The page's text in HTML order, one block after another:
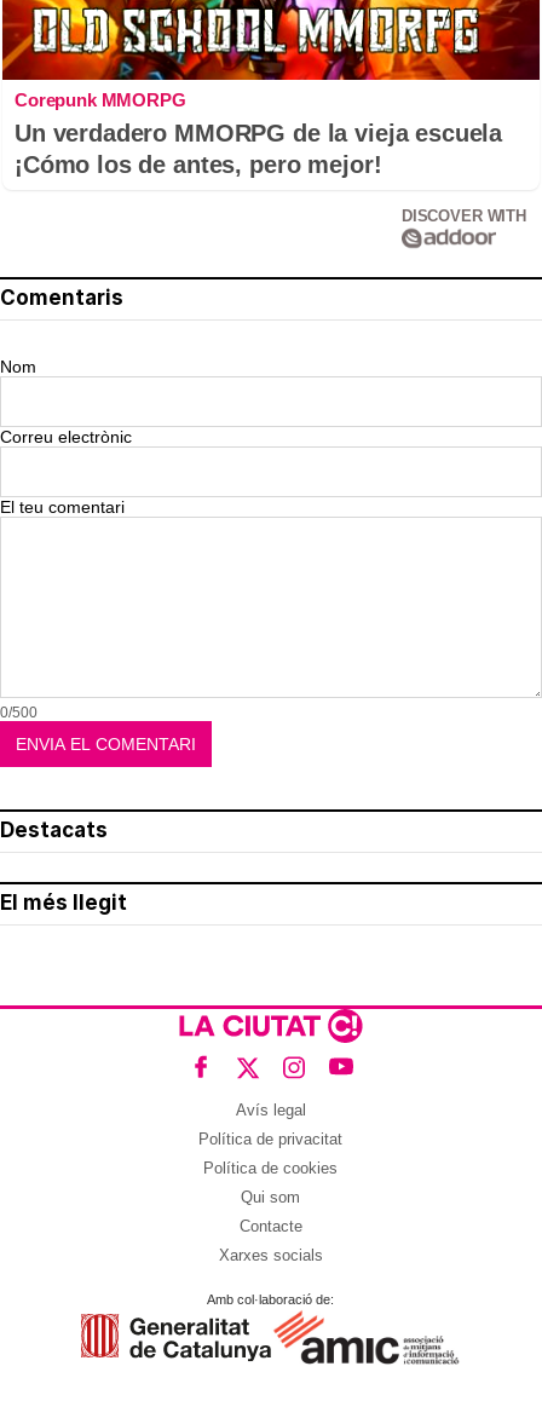
Corepunk MMORPG
Un verdadero MMORPG de la vieja escuela
¡Cómo los de antes, pero mejor!
DISCOVER WITH
Comentaris
Nom
Correu electrònic
El teu comentari
0/500
Destacats
El més llegit
Avís legal
Política de privacitat
Política de cookies
Qui som
Contacte
Xarxes socials
Amb col·laboració de: